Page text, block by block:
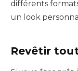
différents
un look
Revêtir